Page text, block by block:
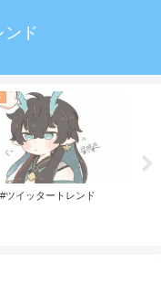
ンド
ツイッタートレンド